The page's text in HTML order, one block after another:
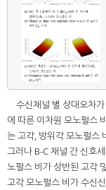
수신채널 별 상대오차
에 따른 이차원 모노펄스
는 고각, 방위각 모노펄스
그러나 B-C 채널 간 신호
노펄스 비가 상반된 고각
고각 모노펄스 비가 수신